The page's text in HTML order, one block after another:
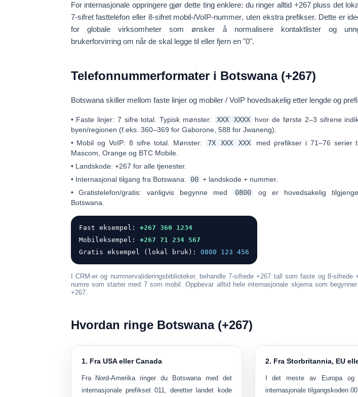
For internasjonale oppringere gjør dette ting enklere: du ringer alltid +267 pluss det
7-sifret fasttelefon eller 8-sifret mobil-/VoIP-nummer, uten ekstra prefikser. Dette er
for globale virksomheter som ønsker å normalisere kontaktlister og
brukerforvirring om når de skal legge til eller fjern en "0".
Telefonnummerformater i Botswana (+267)
Botswana skiller mellom faste linjerog mobiler / VoIPhovedsakelig etter lengde og
• Faste linjer: 7 sifretotal. Typisk mønster: XXX XXXX
hvor de første 2–3 sifrene
byen/regionen (f.eks. 360–369 for Gaborone, 588 for Jwaneng).
• Mobil og VoIP: 8 sifretotal. Mønster: 7X XXX XXX med prefikser i 71–76 serier
Mascom, Orange og BTC Mobile.
• Landskode: +267 for alle tjenester.
• Internasjonal tilgang fra Botswana: 00 + landskode + nummer.
•Gratistelefon/gratis: vanligvis begynne med 0800
og er hovedsakelig
Botswana.
Fast eksempel: +267 360 1234
Mobileksempel: +267 71 234 567
Gratis eksempel (lokal bruk): 0800 123 456
I CRM-er og nummervalideringsbiblioteker, behandle7-sifrede +267 tall som faste og8-sifrede
numre som starter med 7 som mobil . Oppbevar alltid hele internasjonale skjema som
+267.
Hvordan ringe Botswana (+267)
1. Fra USA eller Canada
Fra Nord-Amerika ringer du Botswana med det
internasjonale prefikset 011, deretter landet kode
2. Fra Storbritannia, EU
I det meste av Europa og
internasjonale tilgangskoden 00